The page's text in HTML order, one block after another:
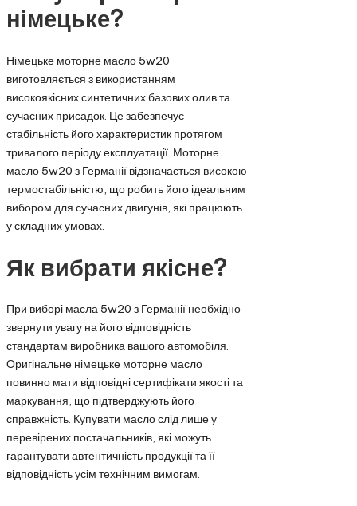
німецьке?
Німецьке моторне масло 5w20
виготовляється з використанням
високоякісних синтетичних базових олив та
сучасних присадок. Це забезпечує
стабільність його характеристик протягом
тривалого періоду експлуатації. Моторне
масло 5w20 з Германії відзначається високою
термостабільністю, що робить його ідеальним
вибором для сучасних двигунів, які працюють
у складних умовах.
Як вибрати якісне?
При виборі масла 5w20 з Германії необхідно
звернути увагу на його відповідність
стандартам виробника вашого автомобіля.
Оригінальне німецьке моторне масло
повинно мати відповідні сертифікати якості та
маркування, що підтверджують його
справжність. Купувати масло слід лише у
перевірених постачальників, які можуть
гарантувати автентичність продукції та її
відповідність усім технічним вимогам.